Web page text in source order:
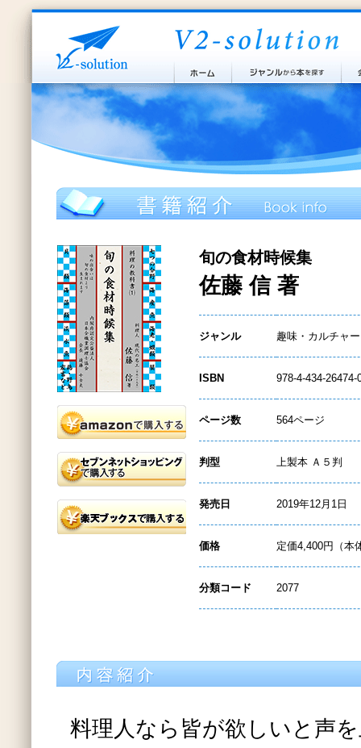
旬の食材時候集
佐藤 信 著
ジャンル 趣味・カルチャー
ISBN 978-4-434-26474-
ページ数 564ページ
判型 上製本 Ａ５判
発売日 2019年12月1日
価格 定価4,400円（本
分類コード 2077
料理人なら皆が欲しいと声